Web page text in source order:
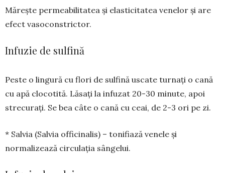
Măreşte permeabilitatea şi elasticitatea venelor și are
efect vasoconstrictor.
Infuzie de sulfină
Peste o lingură cu flori de sulfină uscate turnați o cană
cu apă clocotită. Lă­sați la infuzat 20-30 minute, apoi
strecurați. Se bea câte o cană cu ceai, de 2-3 ori pe zi.
* Salvia (Salvia officinalis) – tonifiază ve­nele şi
normalizează circulaţia sângelui.